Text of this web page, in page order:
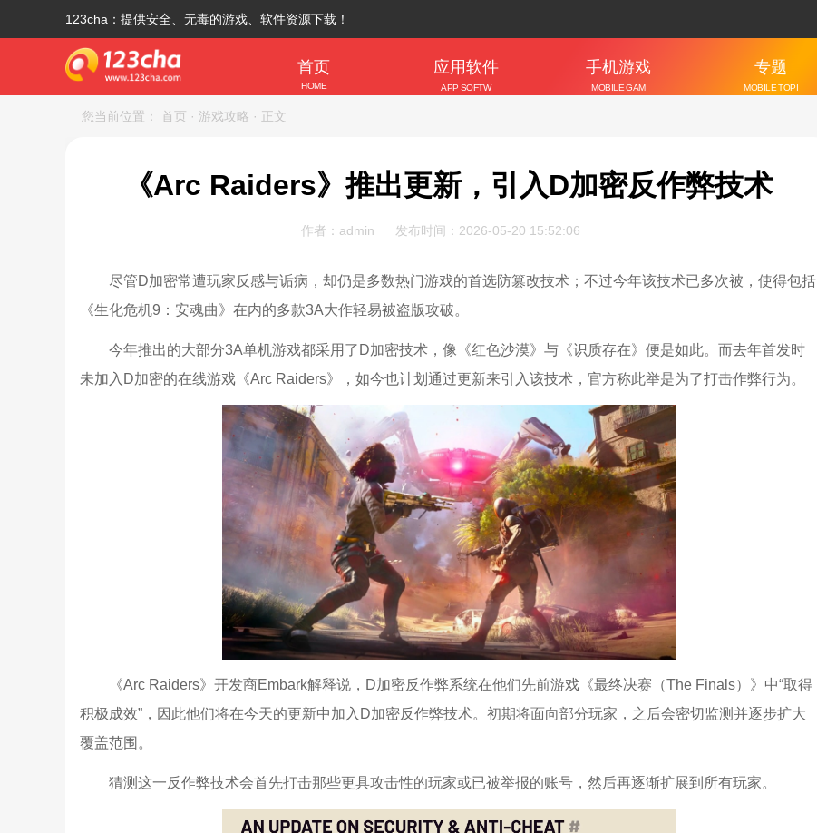
123cha：提供安全、无毒的游戏、软件资源下载！
首页
HOME
应用软件
APP SOFTW
手机游戏
MOBILE GAM
专题
MOBILE TOPI
您当前位置： 首页 · 游戏攻略 · 正文
《Arc Raiders》推出更新，引入D加密反作弊技术
作者：admin 发布时间：2026-05-20 15:52:06
尽管D加密常遭玩家反感与诟病，却仍是多数热门游戏的首选防篡改技术；不过今年该技术已多次被，使得包括
《生化危机9：安魂曲》在内的多款3A大作轻易被盗版攻破。
今年推出的大部分3A单机游戏都采用了D加密技术，像《红色沙漠》与《识质存在》便是如此。而去年首发时
未加入D加密的在线游戏《Arc Raiders》，如今也计划通过更新来引入该技术，官方称此举是为了打击作弊行为。
《Arc Raiders》开发商Embark解释说，D加密反作弊系统在他们先前游戏《最终决赛（The Finals）》中“取得
积极成效”，因此他们将在今天的更新中加入D加密反作弊技术。初期将面向部分玩家，之后会密切监测并逐步扩大
覆盖范围。
猜测这一反作弊技术会首先打击那些更具攻击性的玩家或已被举报的账号，然后再逐渐扩展到所有玩家。